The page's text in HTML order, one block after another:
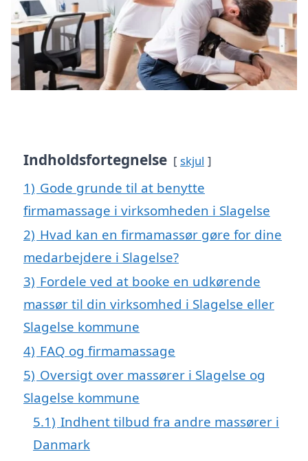
Indholdsfortegnelse skjul
1) Gode grunde til at benytte
firmamassage i virksomheden i Slagelse
2) Hvad kan en firmamassør gøre for dine
medarbejdere i Slagelse?
3) Fordele ved at booke en udkørende
massør til din virksomhed i Slagelse eller
Slagelse kommune
4) FAQ og firmamassage
5) Oversigt over massører i Slagelse og
Slagelse kommune
5.1) Indhent tilbud fra andre massører i
Danmark